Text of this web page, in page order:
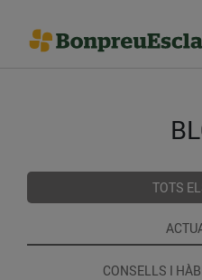
TOTS
CONSELLS I